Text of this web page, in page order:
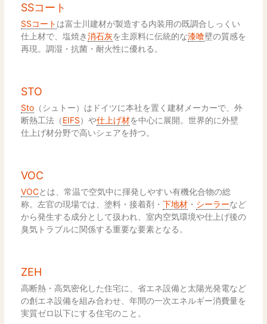
SSコート
SSコート は富士川建材が製造する内装用の既調合しっくい
仕上材で、塩焼き消石灰を主原料に伝統的な漆喰壁の質感を
再現。調湿・抗菌・耐火性に優れる。
STO
Sto（シュトー）はドイツに本社を置く建材メーカーで、外
断熱工法（EIFS）や仕上げ材を中心に展開。世界的に外壁
仕上げ材分野で高いシェアを持つ。
VOC
VOCとは、常温で空気中に揮発しやすい有機化合物の総
称。左官の現場では、塗料・接着剤・ 下地材・ シーラーなど
から発生する成分として扱われ、室内空気環境や仕上げ後の
臭気トラブルに関係する重要な要素となる。
ZEH
高断熱・高気密化した住宅に、省エネ設備と太陽光発電など
の創エネ設備を組み合わせ、年間の一次エネルギー消費量を
実質ゼロ以下にする住宅のこと。